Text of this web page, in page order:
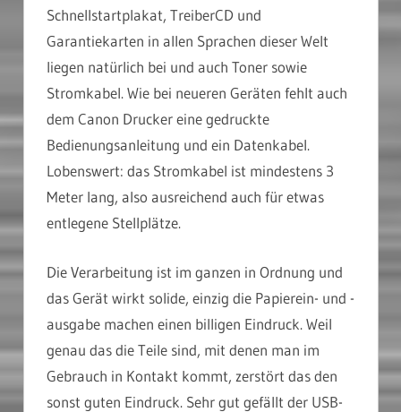
Schnellstartplakat, TreiberCD und
Garantiekarten in allen Sprachen dieser Welt
liegen natürlich bei und auch Toner sowie
Stromkabel. Wie bei neueren Geräten fehlt auch
dem Canon Drucker eine gedruckte
Bedienungsanleitung und ein Datenkabel.
Lobenswert: das Stromkabel ist mindestens 3
Meter lang, also ausreichend auch für etwas
entlegene Stellplätze.
Die Verarbeitung ist im ganzen in Ordnung und
das Gerät wirkt solide, einzig die Papierein- und -
ausgabe machen einen billigen Eindruck. Weil
genau das die Teile sind, mit denen man im
Gebrauch in Kontakt kommt, zerstört das den
sonst guten Eindruck. Sehr gut gefällt der USB-